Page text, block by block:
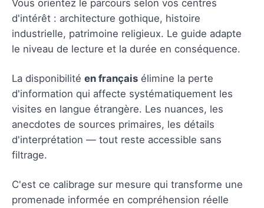
Vous orientez le parcours selon vos centres
d'intérêt : architecture gothique, histoire
industrielle, patrimoine religieux. Le guide adapte
le niveau de lecture et la durée en conséquence.
La disponibilité en français élimine la perte
d'information qui affecte systématiquement les
visites en langue étrangère. Les nuances, les
anecdotes de sources primaires, les détails
d'interprétation — tout reste accessible sans
filtrage.
C'est ce calibrage sur mesure qui transforme une
promenade informée en compréhension réelle